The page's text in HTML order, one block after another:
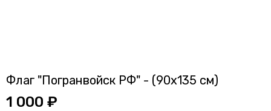
Флаг "Погранвойск РФ" - (90x135 см)
1 000 ₽